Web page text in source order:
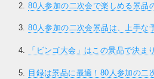
80人参加の二次会で楽しめる景品
80人参加の二次会景品は、上手な
「ビンゴ大会」はこの景品で決
目録は景品に最適！80人参加の二